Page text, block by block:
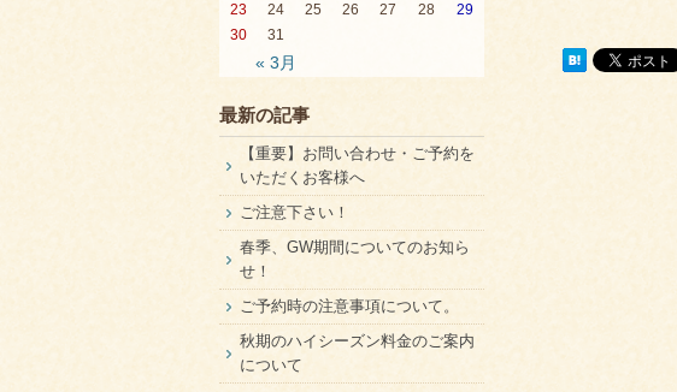
« 3月
23
24 25 26 27 28
29
30
31
最新の記事
【重要】お問い合わせ・ご予約を
いただくお客様へ
ご注意下さい！
春季、GW期間についてのお知ら
せ！
ご予約時の注意事項について。
秋期のハイシーズン料金のご案内
について